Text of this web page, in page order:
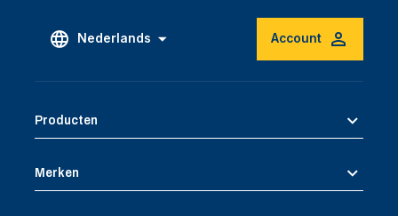
Nederlands Account
Producten
Merken